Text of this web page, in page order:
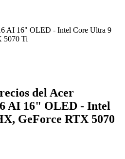
AI 16" OLED - Intel Core Ultra 9
5070 Ti
del Acer
AI 16" OLED - Intel
GeForce RTX 5070